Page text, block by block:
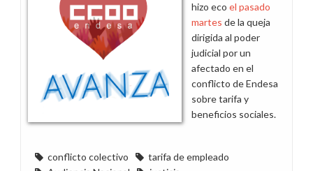
hizo eco el pasado
martes de la queja
dirigida al poder
judicial por un
afectado en el
conflicto de Endesa
sobre tarifa y
beneficios sociales.
conflicto colectivo
tarifa de empleado